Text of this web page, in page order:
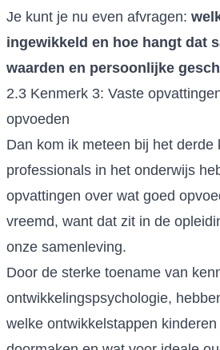
Je kunt je nu even afvragen:
ingewikkeld en hoe hangt dat
waarden en persoonlijke
2.3 Kenmerk 3: Vaste
opvoeden
Dan kom ik meteen bij het derde
professionals in het onderwijs
opvattingen over wat goed
vreemd, want dat zit in de
onze samenleving.
Door de sterke toename van
ontwikkelingspsychologie,
welke ontwikkelstappen